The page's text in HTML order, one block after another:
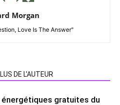
Morgan
Love Is The Answer"
DE L'AUTEUR
énergétiques gratuites du